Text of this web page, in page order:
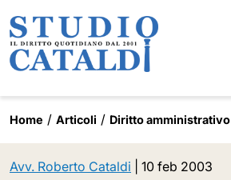
Home Articoli Diritto amministrativo
Avv. Roberto Cataldi 10 feb 2003